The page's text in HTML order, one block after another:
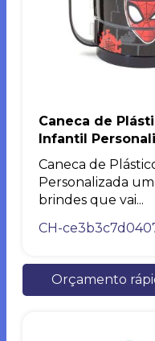
Caneca de
Infantil
Caneca de
Personalizada
brindes que vai...
CH-
Orçamento